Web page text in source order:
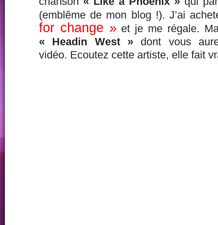
(emblême de mon blog !). J’ai
for change » et je me régale.
« Headin West »dont vous
vidéo. Ecoutez cette artiste, elle fait